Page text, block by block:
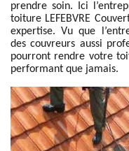
prendre soin. Ici
toiture LEFEBVRE
expertise. Vu que
des couvreurs aussi
pourront rendre votre
performant que jamais.